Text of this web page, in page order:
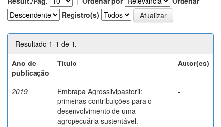
Registro(s)
Resultado 1-1 de 1.
Ano de
publicação
Título Autor(es)
2019
Embrapa Agrossilvipastoril:
primeiras contribuições para o
desenvolvimento de uma
agropecuária sustentável.
-